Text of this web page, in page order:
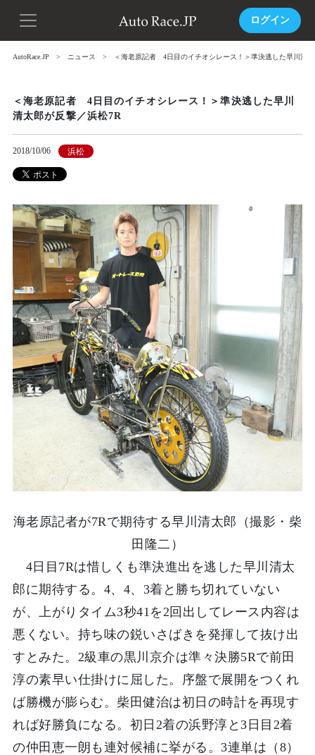
ログイン
AutoRace.JP ニュース ＜海老原記者 4日目のイチオシレース！＞準決逃した早川清
＜海老原記者 4日目のイチオシレース！＞準決逃した早川
清太郎が反撃／浜松7R
2018/10/06 浜松
海老原記者が7Rで期待する早川清太郎（撮影・柴
田隆二）
4日目7Rは惜しくも準決進出を逃した早川清太
郎に期待する。4、4、3着と勝ち切れていない
が、上がりタイム3秒41を2回出してレース内容は
悪くない。持ち味の鋭いさばきを発揮して抜け出
すとみた。2級車の黒川京介は準々決勝5Rで前田
淳の素早い仕掛けに屈した。序盤で展開をつくれ
ば勝機が膨らむ。柴田健治は初日の時計を再現す
れば好勝負になる。初日2着の浜野淳と3日目2着
の仲田恵一朗も連対候補に挙がる。3連単は（8）